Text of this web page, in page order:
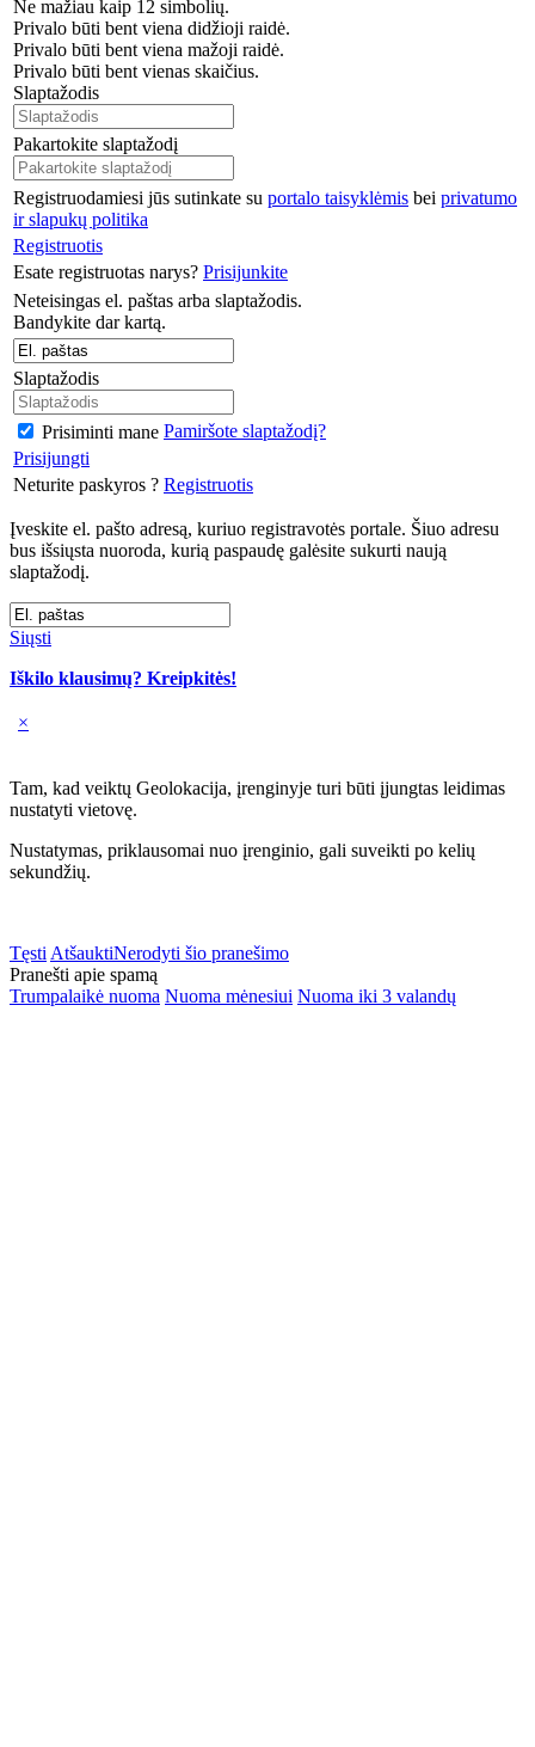
Ne mažiau kaip 12 simbolių.
Privalo būti bent viena didžioji raidė.
Privalo būti bent viena mažoji raidė.
Privalo būti bent vienas skaičius.
Slaptažodis
Pakartokite slaptažodį
Registruodamiesi jūs sutinkate su portalo taisyklėmis bei privatumo
ir slapukų politika
Registruotis
Esate registruotas narys? Prisijunkite
Neteisingas el. paštas arba slaptažodis.
Bandykite dar kartą.
Slaptažodis
Prisiminti mane Pamiršote slaptažodį?
Prisijungti
Neturite paskyros ? Registruotis
Įveskite el. pašto adresą, kuriuo registravotės portale. Šiuo adresu
bus išsiųsta nuoroda, kurią paspaudę galėsite sukurti naują
slaptažodį.
Siųsti
Iškilo klausimų? Kreipkitės!
×
Tam, kad veiktų Geolokacija, įrenginyje turi būti įjungtas leidimas
nustatyti vietovę.
Nustatymas, priklausomai nuo įrenginio, gali suveikti po kelių
sekundžių.
TęstiAtšauktiNerodyti šio pranešimo
Pranešti apie spamą
Trumpalaikė nuoma Nuoma mėnesiui Nuoma iki 3 valandų